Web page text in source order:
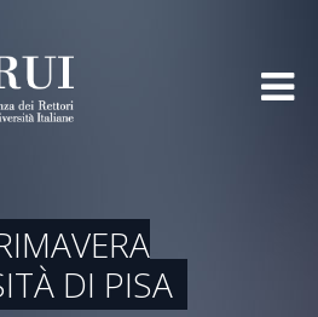
DI PISA